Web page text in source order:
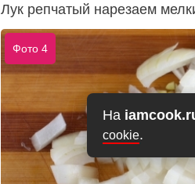
На
cookie.
Лук репчатый нарезаем
Фото 4